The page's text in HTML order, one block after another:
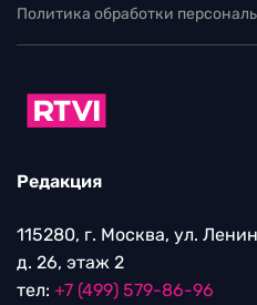
Политика обработки
Редакция
115280, г. Москва, ул.
д. 26, этаж 2
тел: +7 (499) 579-86-96